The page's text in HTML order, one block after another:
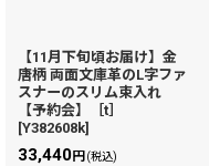
【11月下旬頃お届け】金
唐柄 両面文庫革のL字ファ
スナーのスリム束入れ
【予約会】［t］
[Y382608k]
33,440円(税込)